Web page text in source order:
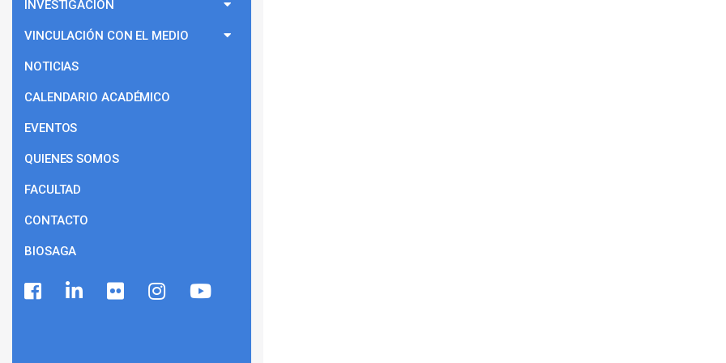
INVESTIGACIÓN
VINCULACIÓN CON EL MEDIO
NOTICIAS
CALENDARIO ACADÉMICO
EVENTOS
QUIENES SOMOS
FACULTAD
CONTACTO
BIOSAGA